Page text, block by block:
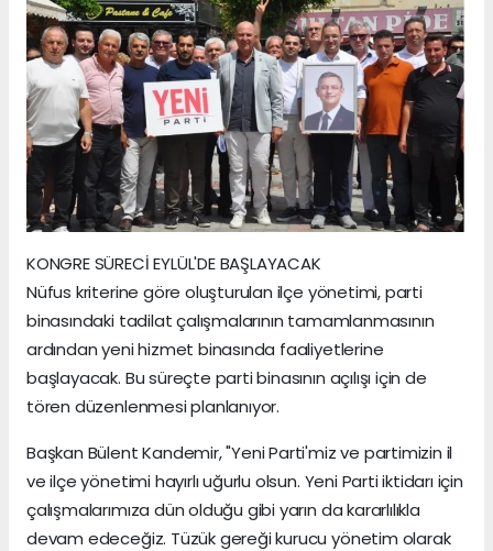
KONGRE SÜRECİ EYLÜL'DE BAŞLAYACAK
Nüfus kriterine göre oluşturulan ilçe yönetimi, parti
binasındaki tadilat çalışmalarının tamamlanmasının
ardından yeni hizmet binasında faaliyetlerine
başlayacak. Bu süreçte parti binasının açılışı için de
tören düzenlenmesi planlanıyor.
Başkan Bülent Kandemir, "Yeni Parti'miz ve partimizin il
ve ilçe yönetimi hayırlı uğurlu olsun. Yeni Parti iktidarı için
çalışmalarımıza dün olduğu gibi yarın da kararlılıkla
devam edeceğiz. Tüzük gereği kurucu yönetim olarak